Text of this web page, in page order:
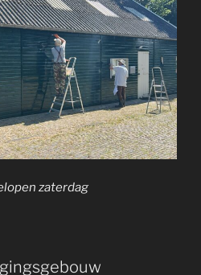
zaterdag